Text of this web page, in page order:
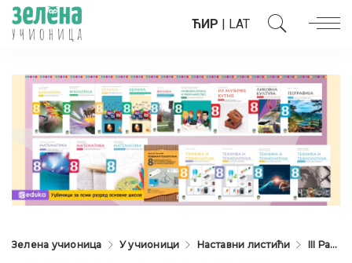
ЋИР | LAT
Зелена учионица У учионици Наставни листићи III Разред